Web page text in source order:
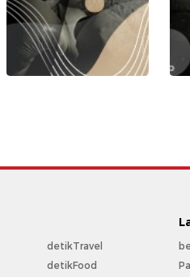
detikTravel
detikFood